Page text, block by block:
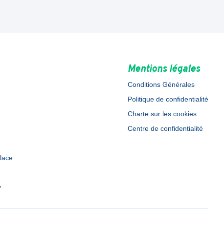
Mentions légales
Conditions Générales
Politique de confidentialité
Charte sur les cookies
Centre de confidentialité